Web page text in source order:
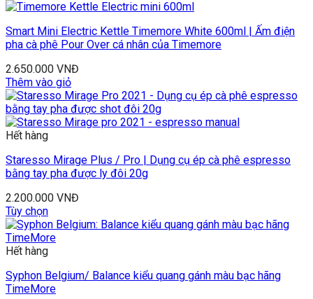
Smart Mini Electric Kettle Timemore White 600ml | Ấm điện
pha cà phê Pour Over cá nhân của Timemore
2.650.000 VNĐ
Thêm vào giỏ
Hết hàng
Staresso Mirage Plus / Pro | Dụng cụ ép cà phê espresso
bằng tay pha được ly đôi 20g
2.200.000 VNĐ
Tùy chọn
Hết hàng
Syphon Belgium/ Balance kiểu quang gánh màu bạc hãng
TimeMore